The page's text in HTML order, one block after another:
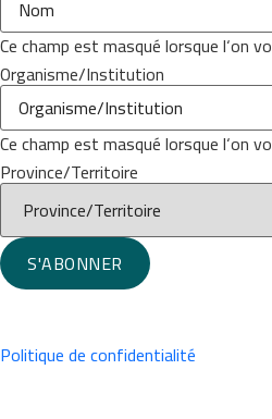
Ce champ est masqué lorsque l‘on
Organisme/Institution
Ce champ est masqué lorsque l‘on
Province/Territoire
S'ABONNER
Politique de confidentialité